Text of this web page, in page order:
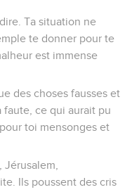
Ta situation ne
te donner pour te
est immense
des choses fausses et
faute, ce qui aurait pu
toi mensonges et
Ils poussent des cris